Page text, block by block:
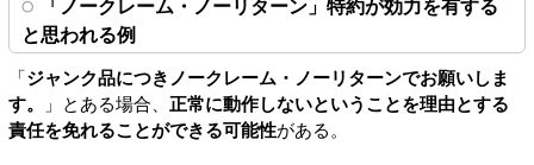
「ノークレーム・ノーリターン」特約が効力を有する
と思われる例
「 ジャンク品につきノークレーム・ノーリターンでお願いしま
す。
」とある場合、 正常に動作しないということを理由とする
責任を免れることができる可能性がある。